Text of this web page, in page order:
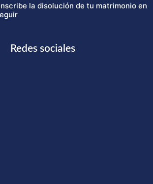
la disolución de tu matrimonio en
Redes sociales